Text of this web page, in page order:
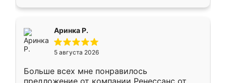
Аринка Р.
5 августа 2026
Больше всех мне понравилось
предложение от компании Ренессанс от